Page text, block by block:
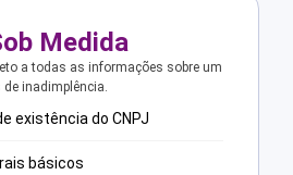
Medida
a todas as informações sobre um
de inadimplência.
existência do CNPJ
básicos